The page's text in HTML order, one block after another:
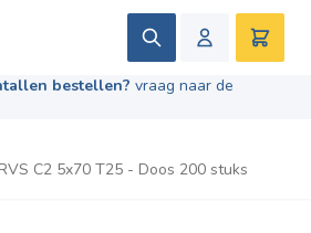
Zoek
bestellen? vraag naar de
10- Gebaseerd op 669recensies
C2 5x70 T25 - Doos 200 stuks